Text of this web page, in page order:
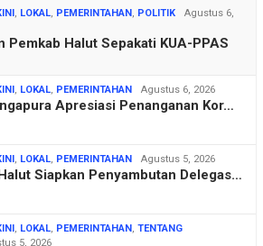
, LOKAL, PEMERINTAHAN , POLITIK
Agustus 6,
Pemkab Halut Sepakati KUA-PPAS
, LOKAL, PEMERINTAHAN Agustus 6, 2026
Apresiasi Penanganan Kor…
, LOKAL, PEMERINTAHAN Agustus 5, 2026
Siapkan Penyambutan Delegas…
, LOKAL, PEMERINTAHAN , TENTANG
5, 2026